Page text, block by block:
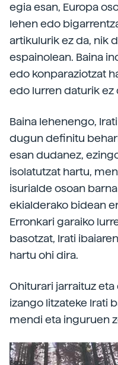
egia esan, Europa
lehen edo
artikulurik ez da, nik
espainolean. Baina
edo konparaziotzat
edo lurren daturik ez
Baina lehenengo,
dugun definitu
esan dudanez,
isolatutzat hartu,
isurialde osoan
ekialderako bidean
Erronkari garaiko
basotzat, Irati
hartu ohi dira.
Ohiturari jarraituz eta
izango litzateke Irati
mendi eta inguruen